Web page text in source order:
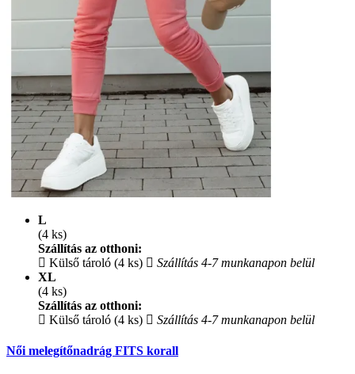
L
(4 ks)
Szállítás az otthoni:
Külső tároló (4 ks)
Szállítás 4-7 munkanapon belül
XL
(4 ks)
Szállítás az otthoni:
Külső tároló (4 ks)
Szállítás 4-7 munkanapon belül
Női melegítőnadrág FITS korall